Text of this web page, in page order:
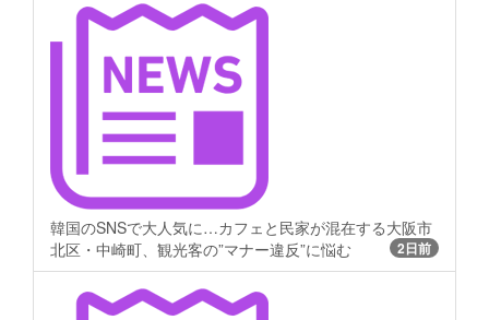
韓国のSNSで大人気に…カフェと民家が混在する大阪市
北区・中崎町、観光客の”マナー違反”に悩む
2日前